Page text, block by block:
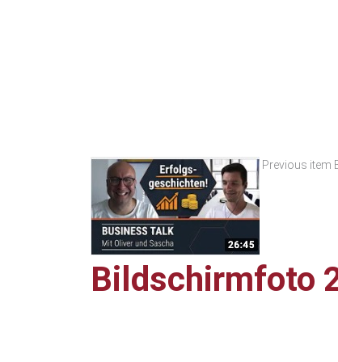
Previous item
Bildschirmfoto